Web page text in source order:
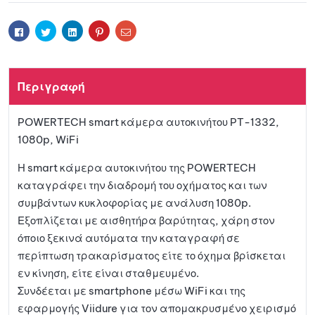
αγαπη
r
Facebook
TwitterLinkedinPinterestEmail
Περιγραφή
POWERTECH smart κάμερα αυτοκινήτου PT-1332,
1080p, WiFi
Η smart κάμερα αυτοκινήτου της POWERTECH
καταγράφει την διαδρομή του οχήματος και των
συμβάντων κυκλοφορίας με ανάλυση 1080p.
Εξοπλίζεται με αισθητήρα βαρύτητας, χάρη στον
όποιο ξεκινά αυτόματα την καταγραφή σε
περίπτωση τρακαρίσματος είτε το όχημα βρίσκεται
εν κίνηση, είτε είναι σταθμευμένο.
Συνδέεται με smartphone μέσω WiFi και της
εφαρμογής Viidure για τον απομακρυσμένο χειρισμό